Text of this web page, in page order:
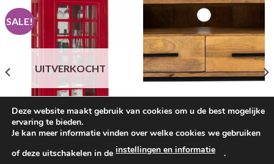
SALE!
UITVERKOCHT
Telefooncel Bar/ Drankkast
Mangohouten tv meubel Jayden
€479.00
Deze website maakt gebruik van cookies om u de best mogelijke
ervaring te bieden.
Je kan meer informatie vinden over welke cookies we gebruiken
of deze uitschakelen in de instellingen en informatie .